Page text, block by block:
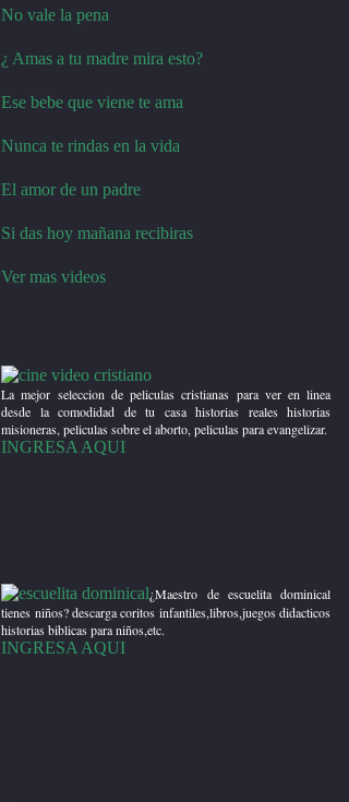
No vale la pena
¿ Amas a tu madre mira esto?
Ese bebe que viene te ama
Nunca te rindas en la vida
El amor de un padre
Si das hoy mañana recibiras
Ver mas videos
La mejor seleccion de peliculas cristianas para ver en linea
desde la comodidad de tu casa historias reales historias
misioneras, peliculas sobre el aborto, peliculas para evangelizar.
INGRESA AQUI
¿Maestro de escuelita dominical
tienes niños? descarga coritos infantiles,libros,juegos didacticos
historias biblicas para niños,etc.
INGRESA AQUI